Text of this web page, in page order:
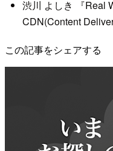
渋川 よしき 『Real
CDN(Content
この記事をシェアする